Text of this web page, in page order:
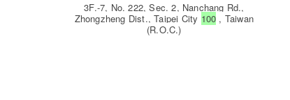
3F.-7, No. 222, Sec. 2, Nanchang Rd.,
Zhongzheng Dist., Taipei City 100 , Taiwan
(R.O.C.)